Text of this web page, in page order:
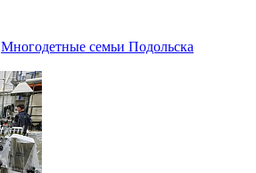
Многодетные семьи Подольска